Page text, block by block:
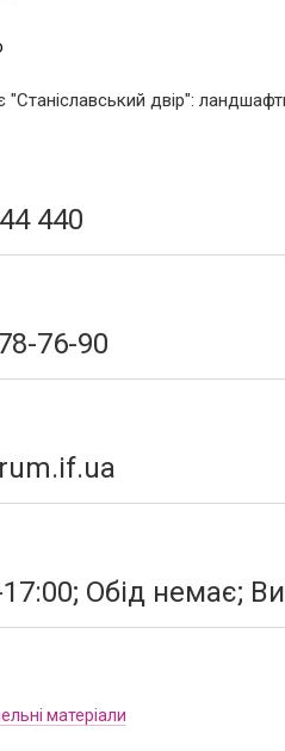
"Станіславський двір":
440
76-90
Обід немає;
матеріали